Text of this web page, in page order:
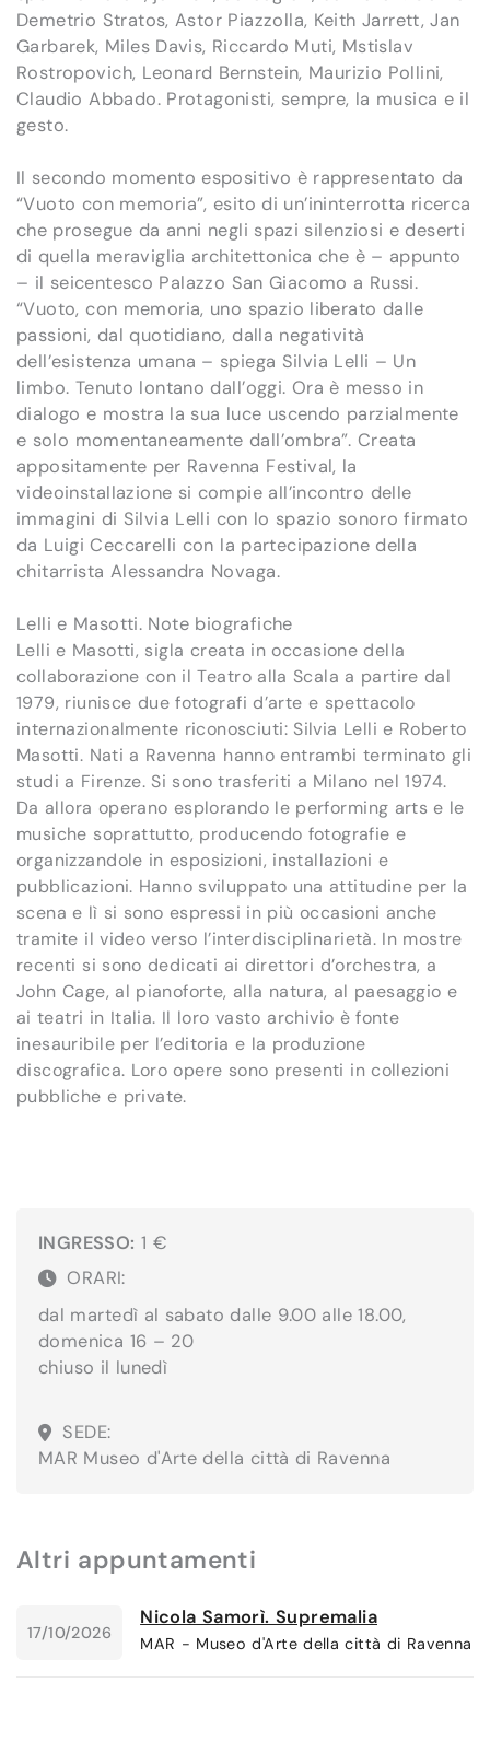
Demetrio Stratos, Astor Piazzolla, Keith Jarrett, Jan
Garbarek, Miles Davis, Riccardo Muti, Mstislav
Rostropovich, Leonard Bernstein, Maurizio Pollini,
Claudio Abbado. Protagonisti, sempre, la musica e il
gesto.
Il secondo momento espositivo è rappresentato da
“Vuoto con memoria”, esito di un’ininterrotta ricerca
che prosegue da anni negli spazi silenziosi e deserti
di quella meraviglia architettonica che è – appunto
– il seicentesco Palazzo San Giacomo a Russi.
“Vuoto, con memoria, uno spazio liberato dalle
passioni, dal quotidiano, dalla negatività
dell’esistenza umana – spiega Silvia Lelli – Un
limbo. Tenuto lontano dall’oggi. Ora è messo in
dialogo e mostra la sua luce uscendo parzialmente
e solo momentaneamente dall’ombra”. Creata
appositamente per Ravenna Festival, la
videoinstallazione si compie all’incontro delle
immagini di Silvia Lelli con lo spazio sonoro firmato
da Luigi Ceccarelli con la partecipazione della
chitarrista Alessandra Novaga.
Lelli e Masotti. Note biografiche
Lelli e Masotti, sigla creata in occasione della
collaborazione con il Teatro alla Scala a partire dal
1979, riunisce due fotografi d’arte e spettacolo
internazionalmente riconosciuti: Silvia Lelli e Roberto
Masotti. Nati a Ravenna hanno entrambi terminato gli
studi a Firenze. Si sono trasferiti a Milano nel 1974.
Da allora operano esplorando le performing arts e le
musiche soprattutto, producendo fotografie e
organizzandole in esposizioni, installazioni e
pubblicazioni. Hanno sviluppato una attitudine per la
scena e lì si sono espressi in più occasioni anche
tramite il video verso l’interdisciplinarietà. In mostre
recenti si sono dedicati ai direttori d’orchestra, a
John Cage, al pianoforte, alla natura, al paesaggio e
ai teatri in Italia. Il loro vasto archivio è fonte
inesauribile per l’editoria e la produzione
discografica. Loro opere sono presenti in collezioni
pubbliche e private.
INGRESSO: 1 €
ORARI:
dal martedì al sabato dalle 9.00 alle 18.00,
domenica 16 – 20
chiuso il lunedì
SEDE:
MAR Museo d'Arte della città di Ravenna
Altri appuntamenti
17/10/2026
Nicola Samorì. Supremalia
MAR - Museo d'Arte della città di Ravenna